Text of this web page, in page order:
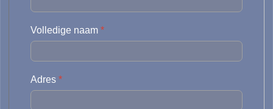
Volledige naam *
Adres *